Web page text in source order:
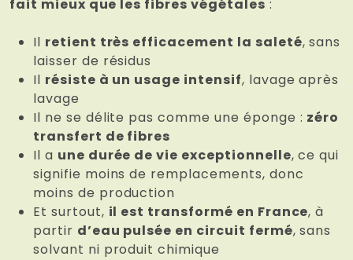
fait mieux que les fibres végétales :
Il retient très efficacement la saleté, sans
laisser de résidus
Il résiste à un usage intensif, lavage après
lavage
Il ne se délite pas comme une éponge : zéro
transfert de fibres
Il a une durée de vie exceptionnelle, ce qui
signifie moins de remplacements, donc
moins de production
Et surtout, il est transformé en France, à
partir d’eau pulsée en circuit fermé, sans
solvant ni produit chimique